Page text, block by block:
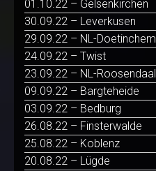
01.10.22 – Gelsenkirchen
30.09.22 – Leverkusen
29.09.22 – NL-Doetinchem
24.09.22 – Twist
23.09.22 – NL-Roosendaal
09.09.22 – Bargteheide
03.09.22 – Bedburg
26.08.22 – Finsterwalde
25.08.22 – Koblenz
20.08.22 – Lügde